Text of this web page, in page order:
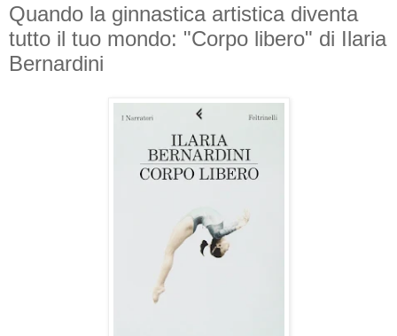
Quando la ginnastica artistica diventa
tutto il tuo mondo: "Corpo libero" di Ilaria
Bernardini